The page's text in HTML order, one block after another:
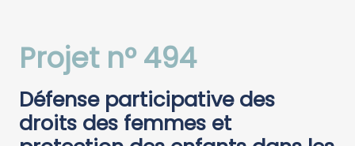
Projet n° 494
Défense participative des
droits des femmes et